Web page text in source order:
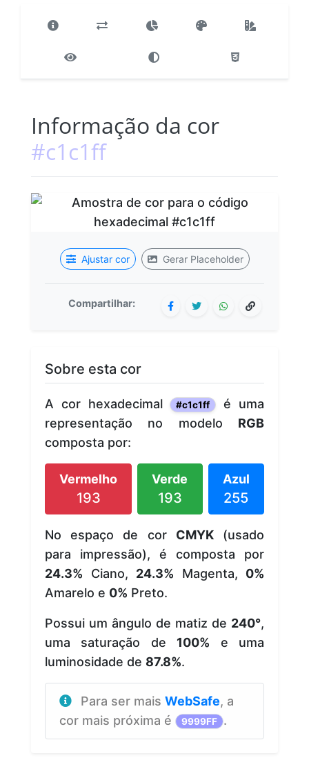
Informação da cor
#c1c1ff
Ajustar cor Gerar Placeholder
Compartilhar:
Sobre esta cor
A cor hexadecimal #c1c1ff
é uma
representação no modelo RGB
composta por:
Vermelho
193
Verde
193
Azul
255
No espaço de cor CMYK(usado
para impressão), é composta por
24.3% Ciano, 24.3% Magenta, 0%
Amarelo e 0% Preto.
Possui um ângulo de matiz de 240°,
uma saturação de 100% e uma
luminosidade de 87.8%.
Para ser mais WebSafe, a
cor mais próxima é
9999FF .